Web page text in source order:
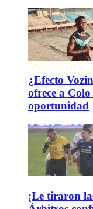
¿Efecto
ofrece a
oportunidad
¡Le tiraron